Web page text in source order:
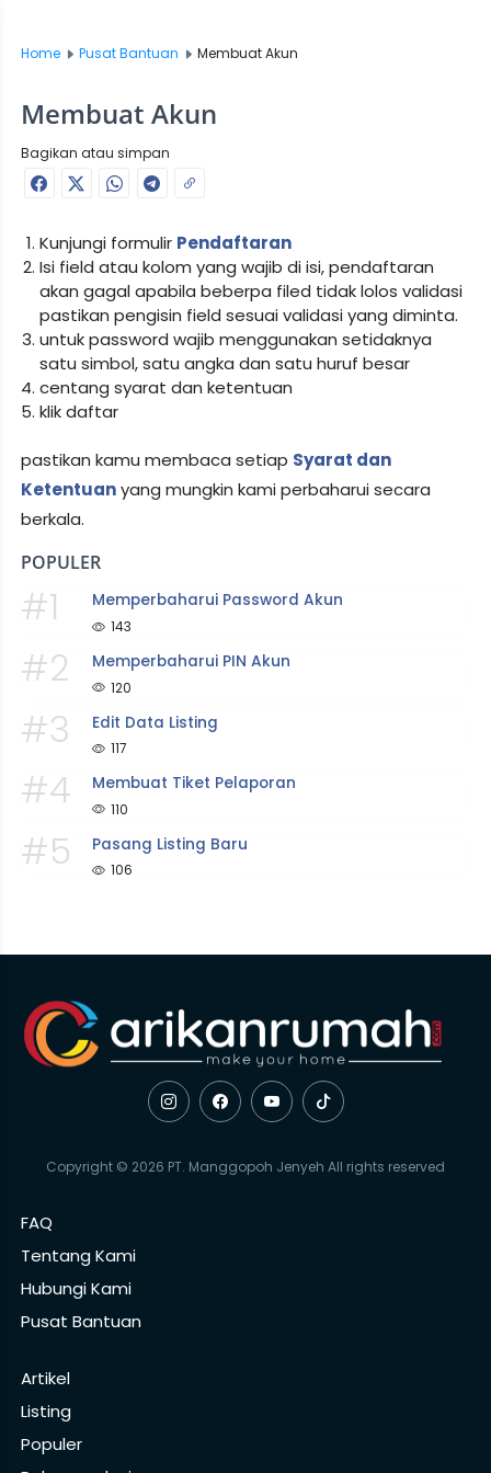
Home Pusat Bantuan Membuat Akun
Membuat Akun
Bagikan atau simpan
Kunjungi formulir Pendaftaran
Isi field atau kolom yang wajib di isi, pendaftaran
akan gagal apabila beberpa filed tidak lolos validasi
pastikan pengisin field sesuai validasi yang diminta.
untuk password wajib menggunakan setidaknya
satu simbol, satu angka dan satu huruf besar
centang syarat dan ketentuan
klik daftar
pastikan kamu membaca setiap Syarat dan
Ketentuanyang mungkin kami perbaharui secara
berkala.
POPULER
#1 Memperbaharui Password Akun
143
#2 Memperbaharui PIN Akun
120
#3 Edit Data Listing
117
#4 Membuat Tiket Pelaporan
110
#5 Pasang Listing Baru
106
Copyright © 2026 PT. Manggopoh Jenyeh All rights reserved
FAQ
Tentang Kami
Hubungi Kami
Pusat Bantuan
Artikel
Listing
Populer